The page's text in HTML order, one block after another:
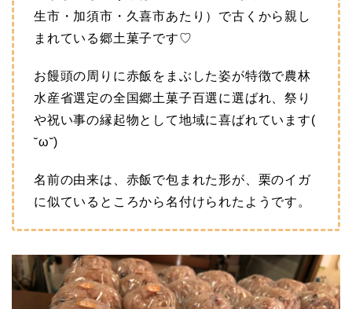
生市・加須市・久喜市あたり）で古くから親し
まれている郷土菓子です♡
お饅頭の周りに赤飯をまぶした姿が特徴で農林
水産省選定の全国郷土菓子百選に選ばれ、祭り
や祝い事の縁起物として地域に喜ばれています(
˘ω˘)
名前の由来は、赤飯で包まれた形が、栗のイガ
に似ているところから名付けられたようです。